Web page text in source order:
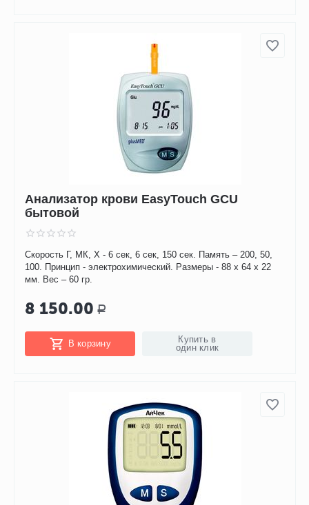
Анализатор крови EasyTouch GCU
бытовой
Скорость Г, МК, Х - 6 сек, 6 сек, 150 сек. Память – 200, 50,
100. Принцип - электрохимический. Размеры - 88 х 64 х 22
мм. Вес – 60 гр.
8 150.00 Р
В корзину
Купить в
один клик